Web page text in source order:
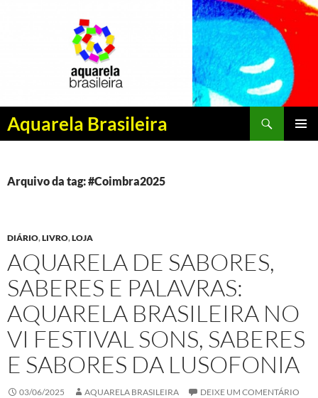
Aquarela Brasileira
Pesquisar
PULAR
CONTEÚDO
Arquivo da tag: #Coimbra2025
DIÁRIO,LIVRO,LOJA
AQUARELA DE SABORES,
SABERES E PALAVRAS:
AQUARELA BRASILEIRA NO
VI FESTIVAL SONS, SABERES
E SABORES DA LUSOFONIA
03/06/2025 AQUARELA BRASILEIRA DEIXE UM COMENTÁRIO